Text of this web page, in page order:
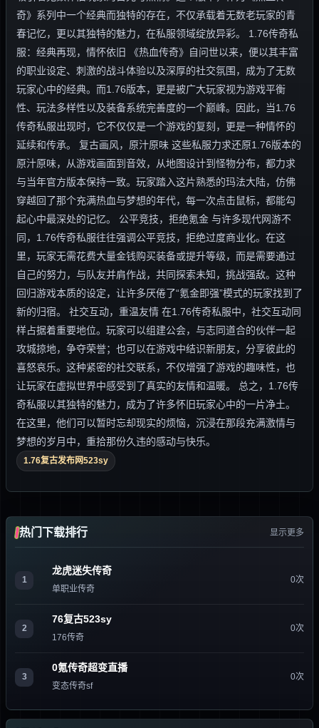
奇》系列中一个经典而独特的存在，不仅承载着无数老玩家的青
春记忆，更以其独特的魅力，在私服领域绽放异彩。 1.76传奇私
服：经典再现，情怀依旧 《热血传奇》自问世以来，便以其丰富
的职业设定、刺激的战斗体验以及深厚的社交氛围，成为了无数
玩家心中的经典。而1.76版本，更是被广大玩家视为游戏平衡
性、玩法多样性以及装备系统完善度的一个巅峰。因此，当1.76
传奇私服出现时，它不仅仅是一个游戏的复刻，更是一种情怀的
延续和传承。 复古画风，原汁原味 这些私服力求还原1.76版本的
原汁原味，从游戏画面到音效，从地图设计到怪物分布，都力求
与当年官方版本保持一致。玩家踏入这片熟悉的玛法大陆，仿佛
穿越回了那个充满热血与梦想的年代，每一次点击鼠标，都能勾
起心中最深处的记忆。 公平竞技，拒绝氪金 与许多现代网游不
同，1.76传奇私服往往强调公平竞技，拒绝过度商业化。在这
里，玩家无需花费大量金钱购买装备或提升等级，而是需要通过
自己的努力，与队友并肩作战，共同探索未知，挑战强敌。这种
回归游戏本质的设定，让许多厌倦了“氪金即强”模式的玩家找到了
新的归宿。 社交互动，重温友情 在1.76传奇私服中，社交互动同
样占据着重要地位。玩家可以组建公会，与志同道合的伙伴一起
攻城掠地，争夺荣誉；也可以在游戏中结识新朋友，分享彼此的
喜怒哀乐。这种紧密的社交联系，不仅增强了游戏的趣味性，也
让玩家在虚拟世界中感受到了真实的友情和温暖。 总之，1.76传
奇私服以其独特的魅力，成为了许多怀旧玩家心中的一片净土。
在这里，他们可以暂时忘却现实的烦恼，沉浸在那段充满激情与
梦想的岁月中，重拾那份久违的感动与快乐。
1.76复古发布网523sy
热门下载排行 显示更多
1
龙虎迷失传奇
单职业传奇
0次
2
76复古523sy
176传奇
0次
3
0氪传奇超变直播
变态传奇sf
0次